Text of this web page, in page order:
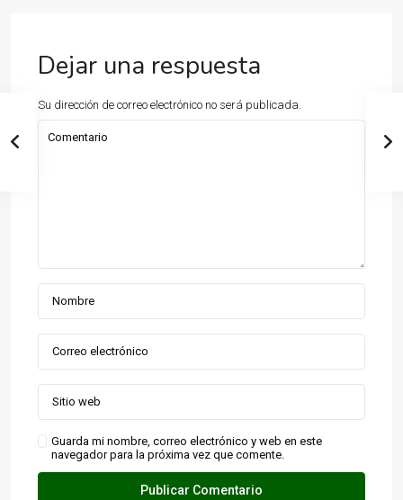
Dejar una respuesta
Su dirección de correo electrónico no será publicada.
Guarda mi nombre, correo electrónico y web en este
navegador para la próxima vez que comente.